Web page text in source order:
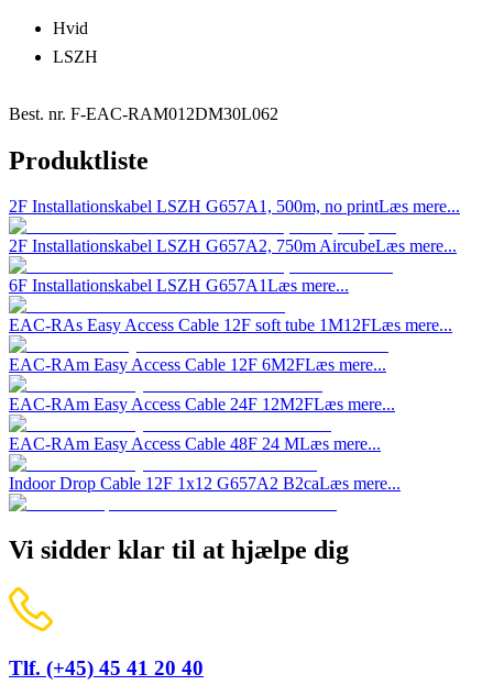
Hvid
LSZH
Best. nr. F-EAC-RAM012DM30L062
Produktliste
2F Installationskabel LSZH G657A1, 500m, no printLæs mere...
2F Installationskabel LSZH G657A2, 750m AircubeLæs mere...
6F Installationskabel LSZH G657A1Læs mere...
EAC-RAs Easy Access Cable 12F soft tube 1M12FLæs mere...
EAC-RAm Easy Access Cable 12F 6M2FLæs mere...
EAC-RAm Easy Access Cable 24F 12M2FLæs mere...
EAC-RAm Easy Access Cable 48F 24 MLæs mere...
Indoor Drop Cable 12F 1x12 G657A2 B2caLæs mere...
Vi sidder klar til at hjælpe dig
Tlf. (+45) 45 41 20 40